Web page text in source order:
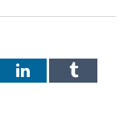
LinkedInTumblr